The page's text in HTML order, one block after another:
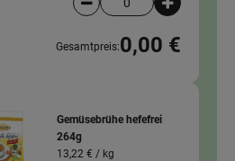
Artikelanzahl
Gesamtpreis:0,00 €
Gemüsebrühe hefefrei
264g
13,22 € / kg